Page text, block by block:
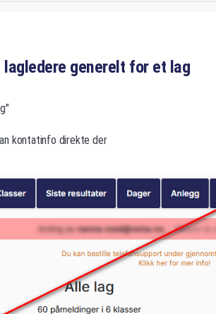
generelt for et lag
kontatinfo direkte der